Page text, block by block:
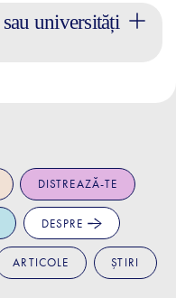
universități
DISTREAZĂ-TE
DESPRE
ARTICOLE ȘTIRI